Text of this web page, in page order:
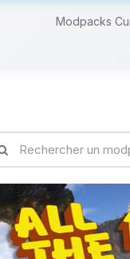
Modpacks